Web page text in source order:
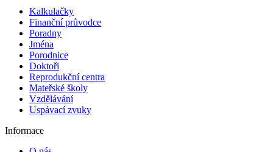
Kalkulačky
Finanční průvodce
Poradny
Jména
Porodnice
Doktoři
Reprodukční centra
Mateřské školy
Vzdělávání
Uspávací zvuky
Informace